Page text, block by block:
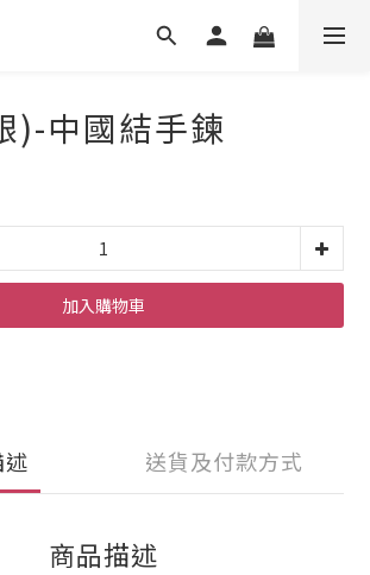
)-中國結手鍊
加入購物車
送貨及付款方式
商品描述